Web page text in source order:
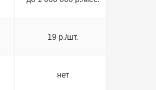
19 р./шт.
нет